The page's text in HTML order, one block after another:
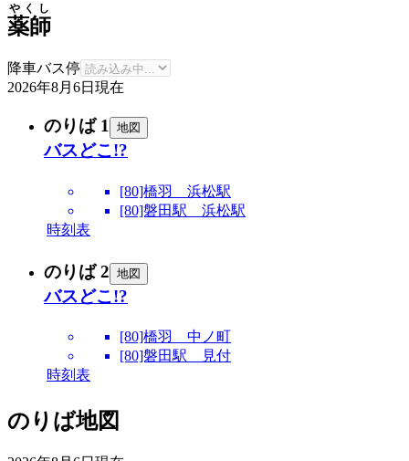
薬師
やくし
降車バス停
2026年8月6日 現在
のりば 1 地図
バスどこ!?
[80]橋羽 浜松駅
[80]磐田駅 浜松駅
時刻表
のりば 2 地図
バスどこ!?
[80]橋羽 中ノ町
[80]磐田駅 見付
時刻表
のりば地図